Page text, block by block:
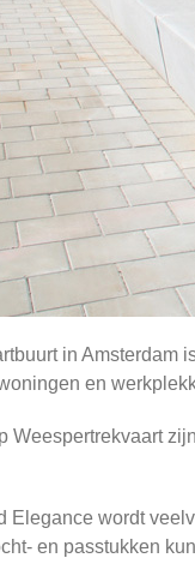
in Amsterdam
en
Weespertrekvaart
Elegance wordt
en passtukken